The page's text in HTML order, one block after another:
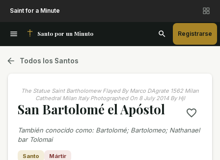
Saint for a Minute
Santo por un Minuto Registrarse
Todos los Santos
The Statue Saint Bartholomew Flayed By Marco DAgrate 1562 Milan
Cathedral Milan Italy Photographed On 8 July 2014 By Hjl
San Bartolomé el Apóstol
También conocido como: Bartolomé; Bartolomeo; Nathanael
bar Tolomai
Santo Mártir